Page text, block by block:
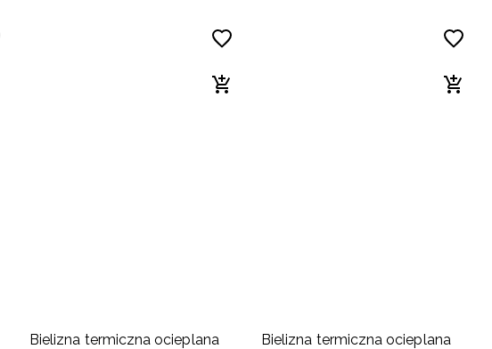
Bielizna termiczna ocieplana
Bielizna termiczna ocieplana